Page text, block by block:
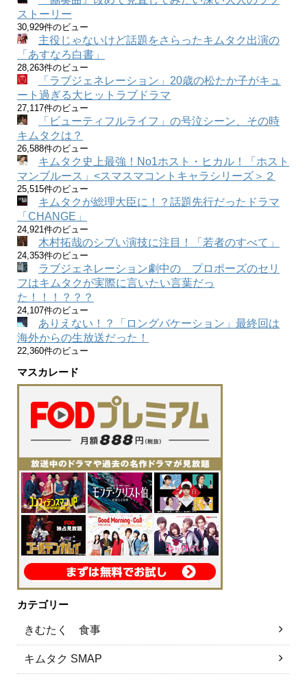
ストーリー
30,929件のビュー
主役じゃないけど話題をさらったキムタク出演の
「あすなろ白書」
28,263件のビュー
「ラブジェネレーション」20歳の松たか子がキュ
ート過ぎる大ヒットラブドラマ
27,117件のビュー
「ビューティフルライフ」の号泣シーン、その時
キムタクは？
26,588件のビュー
キムタク史上最強！No1ホスト・ヒカル！「ホスト
マンブルース」<スマスマコントキャラシリーズ＞２
25,515件のビュー
キムタクが総理大臣に！？話題先行だったドラマ
「CHANGE」
24,921件のビュー
木村拓哉のシブい演技に注目！「若者のすべて」
24,353件のビュー
ラブジェネレーション劇中の プロポーズのセリ
フはキムタクが実際に言いたい言葉だっ
た！！！？？？
24,107件のビュー
ありえない！？「ロングバケーション」最終回は
海外からの生放送だった！
22,360件のビュー
マスカレード
カテゴリー
きむたく 食事
キムタク SMAP